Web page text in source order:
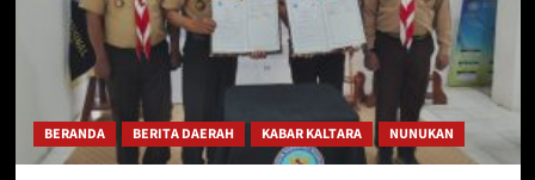
BERANDA BERITA DAERAH KABAR KALTARA NUNUKAN